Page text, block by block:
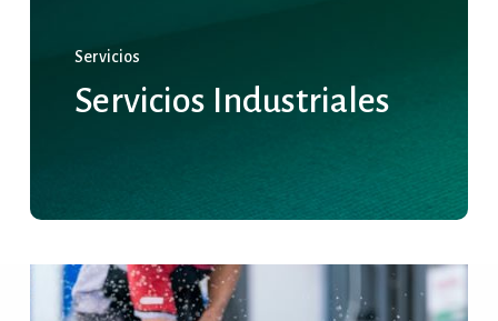
Servicios
Servicios Industriales